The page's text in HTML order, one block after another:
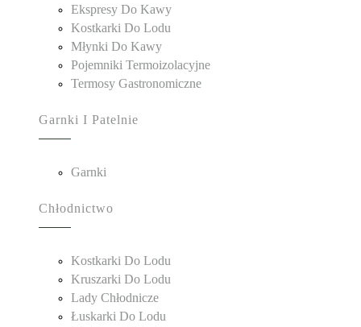
Ekspresy Do Kawy
Kostkarki Do Lodu
Młynki Do Kawy
Pojemniki Termoizolacyjne
Termosy Gastronomiczne
Garnki I Patelnie
Garnki
Chłodnictwo
Kostkarki Do Lodu
Kruszarki Do Lodu
Lady Chłodnicze
Łuskarki Do Lodu